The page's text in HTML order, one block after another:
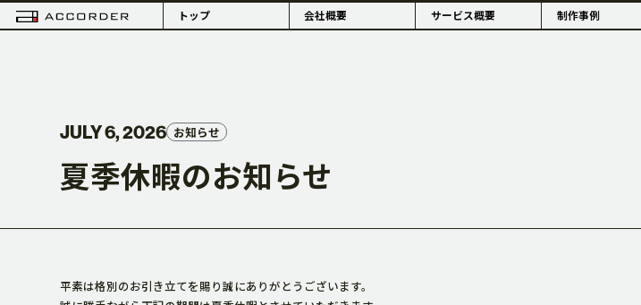
トップ 会社概要 サービス概要 制作事例
PHILOSOPHY
理念・組織体制 概要・拠点情報・沿革
JULY 6, 2026 お知らせ
夏季休暇のお知らせ
平素は格別のお引き立てを賜り誠にありがとうございます。